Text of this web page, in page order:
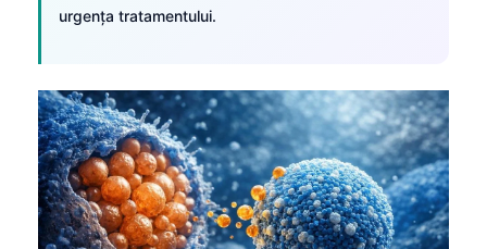
urgența tratamentului.